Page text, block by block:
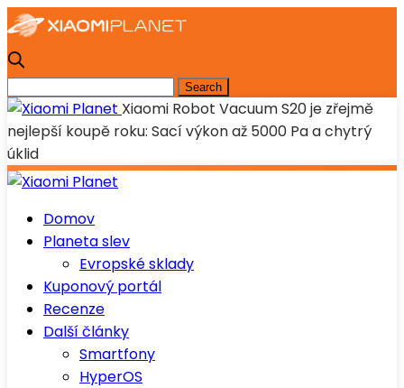
Xiaomi Robot Vacuum S20 je zřejmě
nejlepší koupě roku: Sací výkon až 5000 Pa a chytrý
úklid
Domov
Planeta slev
Evropské sklady
Kuponový portál
Recenze
Další články
Smartfony
HyperOS